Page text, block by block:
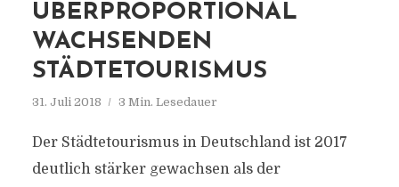
ÜBERPROPORTIONAL
WACHSENDEN
STÄDTETOURISMUS
31. Juli 2018 3 Min. Lesedauer
Der Städtetourismus in Deutschland ist 2017
deutlich stärker gewachsen als der